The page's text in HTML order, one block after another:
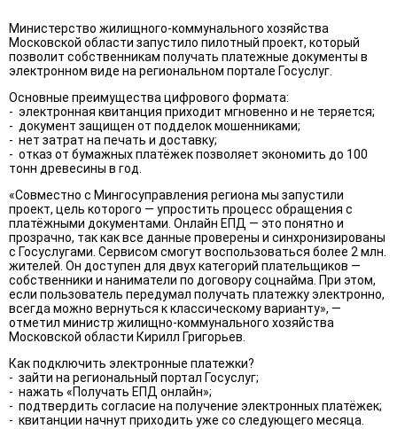
Министерство жилищного-коммунального хозяйства
Московской области запустило пилотный проект, который
позволит собственникам получать платежные документы в
электронном виде на региональном портале Госуслуг.
Основные преимущества цифрового формата:
- электронная квитанция приходит мгновенно и не теряется;
- документ защищен от подделок мошенниками;
- нет затрат на печать и доставку;
- отказ от бумажных платёжек позволяет экономить до 100
тонн древесины в год.
«Совместно с Мингосуправления региона мы запустили
проект, цель которого — упростить процесс обращения с
платёжными документами. Онлайн ЕПД — это понятно и
прозрачно, так как все данные проверены и синхронизированы
с Госуслугами. Сервисом смогут воспользоваться более 2 млн.
жителей. Он доступен для двух категорий плательщиков —
собственники и наниматели по договору соцнайма. При этом,
если пользователь передумал получать платежку электронно,
всегда можно вернуться к классическому варианту», —
отметил министр жилищно-коммунального хозяйства
Московской области Кирилл Григорьев.
Как подключить электронные платежки?
- зайти на региональный портал Госуслуг;
- нажать «Получать ЕПД онлайн»;
- подтвердить согласие на получение электронных платёжек;
- квитанции начнут приходить уже со следующего месяца.